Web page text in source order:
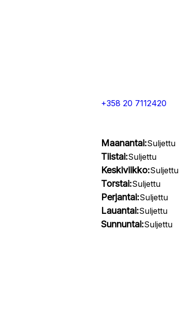
+358 20 7112420
Maanantai:Suljettu
Tiistai:Suljettu
Keskiviikko:Suljettu
Torstai:Suljettu
Perjantai:Suljettu
Lauantai:Suljettu
Sunnuntai:Suljettu